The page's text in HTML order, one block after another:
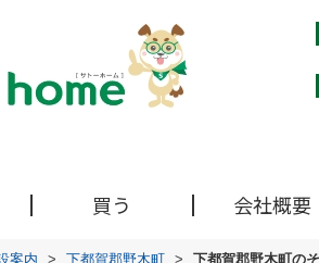
買う 会社概要
案内 > 下都賀郡野木町 > 下都賀郡野木町の